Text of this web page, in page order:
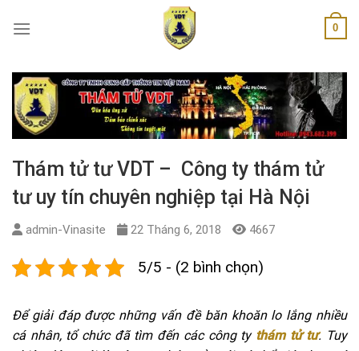
0
Thám tử tư VDT – Công ty thám tử
tư uy tín chuyên nghiệp tại Hà Nội
admin-Vinasite 22 Tháng 6, 2018 4667
5/5 - (2 bình chọn)
Để giải đáp được những vấn đề băn khoăn lo lắng nhiều
cá nhân, tổ chức đã tìm đến các công tythám tử tư. Tuy